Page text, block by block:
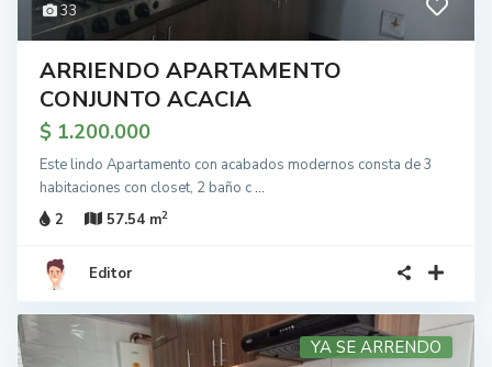
33
ARRIENDO APARTAMENTO
CONJUNTO ACACIA
$ 1.200.000
Este lindo Apartamento con acabados modernos consta de 3
habitaciones con closet, 2 baño c...
2
57.54 m2
Editor
YA SE ARRENDO